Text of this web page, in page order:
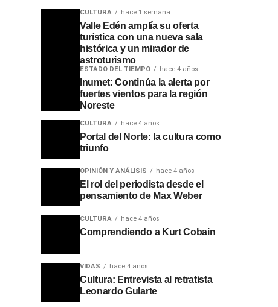
CULTURA hace 1 semana
Valle Edén amplía su oferta
turística con una nueva sala
histórica y un mirador de
astroturismo
ESTADO DEL TIEMPO hace 4 años
Inumet: Continúa la alerta por
fuertes vientos para la región
Noreste
CULTURA hace 4 años
Portal del Norte: la cultura como
triunfo
OPINIÓN Y ANÁLISIS hace 4 años
El rol del periodista desde el
pensamiento de Max Weber
CULTURA hace 4 años
Comprendiendo a Kurt Cobain
VIDAS hace 4 años
Cultura: Entrevista al retratista
Leonardo Gularte